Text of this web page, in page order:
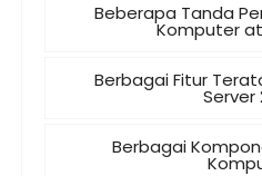
Beberapa Tanda
Komputer
Berbagai Fitur
Server
Berbagai